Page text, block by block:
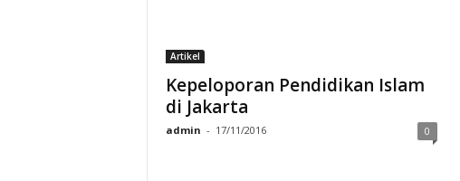
Artikel
Kepeloporan Pendidikan Islam
di Jakarta
admin - 17/11/2016 0